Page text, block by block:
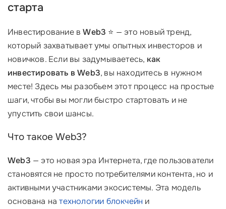
старта
Инвестирование вWeb3 ⭐ — это новый тренд,
который захватывает умы опытных инвесторов и
новичков. Если вы задумываетесь, как
инвестировать в Web3, вы находитесь в нужном
месте! Здесь мы разобьем этот процесс на простые
шаги, чтобы вы могли быстро стартовать и не
упустить свои шансы.
Что такое Web3?
Web3 — это новая эра Интернета, где пользователи
становятся не просто потребителями контента, но и
активными участниками экосистемы. Эта модель
основана натехнологии блокчейн и